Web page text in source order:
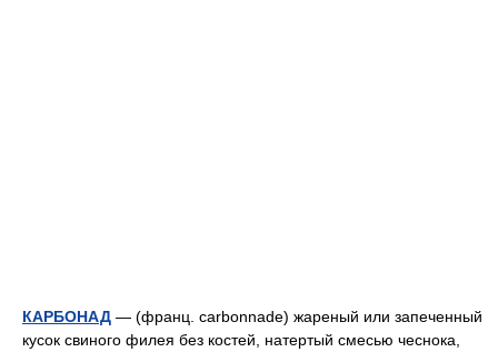
КАРБОНАД — (франц. carbonnade) жареный или запеченный
кусок свиного филея без костей, натертый смесью чеснока,